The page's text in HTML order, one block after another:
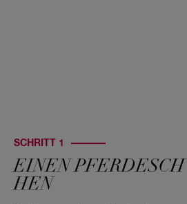
SCHRITT 1
EINEN
HEN